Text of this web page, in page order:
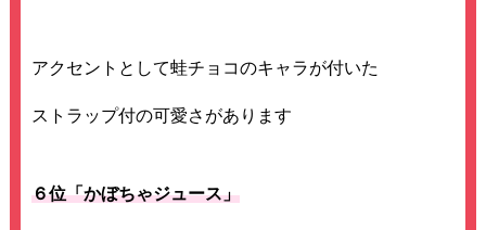
アクセントとして蛙チョコのキャラが付いた
ストラップ付の可愛さがあります
６位「かぼちゃジュース」